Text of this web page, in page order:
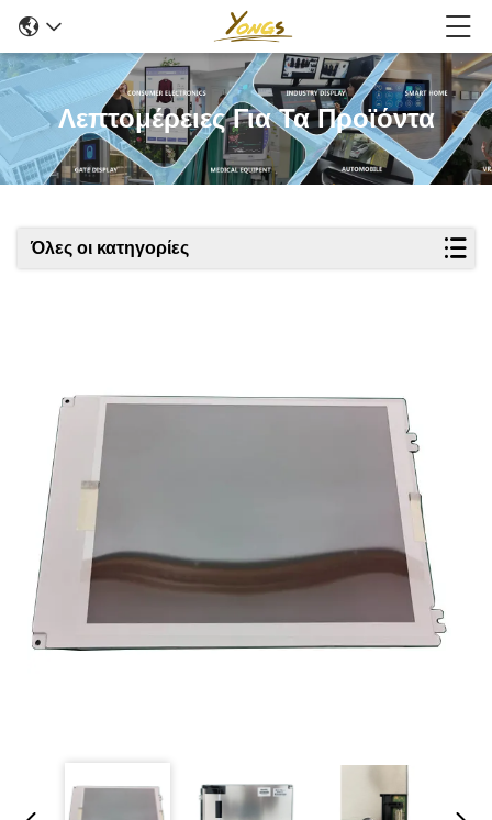
Λεπτομέρειες Για Τα Προϊόντα
Όλες οι κατηγορίες